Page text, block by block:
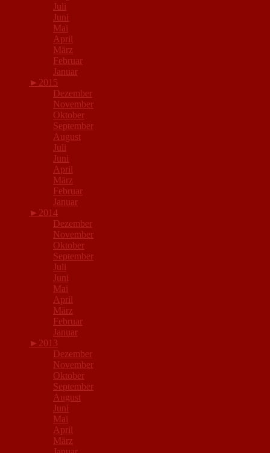
Juli
Juni
Mai
April
März
Februar
Januar
► 2015
Dezember
November
Oktober
September
August
Juli
Juni
April
März
Februar
Januar
► 2014
Dezember
November
Oktober
September
Juli
Juni
Mai
April
März
Februar
Januar
► 2013
Dezember
November
Oktober
September
August
Juni
Mai
April
März